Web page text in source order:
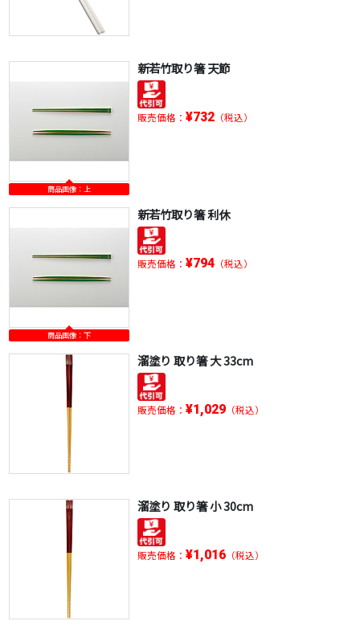
商品画像：上
新若竹取り箸 天節
販売価格： ¥732（税込）
商品画像：下
新若竹取り箸 利休
販売価格： ¥794（税込）
溜塗り 取り箸 大 33cm
販売価格： ¥1,029（税込）
溜塗り 取り箸 小 30cm
販売価格： ¥1,016（税込）